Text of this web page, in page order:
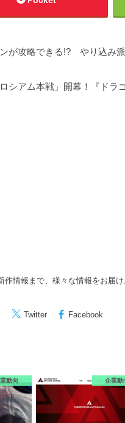
が攻略できる!? やり込み
シアム本戦」開幕！『ドラ
情報まで、様々な情報をお届け
Twitter Facebook
動向 企業動